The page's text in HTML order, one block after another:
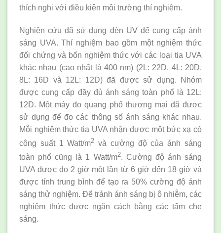
thích nghi với điều kiện môi trường thí nghiệm.
Nghiên cứu đã sử dụng đèn UV để cung cấp ánh
sáng UVA. Thí nghiệm bao gồm một nghiệm thức
đối chứng và bốn nghiệm thức với các loại tia UVA
khác nhau (cao nhất là 400 nm) (2L: 22D, 4L: 20D,
8L: 16D và 12L: 12D) đã được sử dụng. Nhóm
được cung cấp đầy đủ ánh sáng toàn phổ là 12L:
12D. Một máy đo quang phổ thương mại đã được
sử dụng để đo các thông số ánh sáng khác nhau.
Mỗi nghiệm thức tia UVA nhận được một bức xạ có
công suất 1 Watt/m2 và cường độ của ánh sáng
toàn phổ cũng là 1 Watt/m2. Cường độ ánh sáng
UVA được đo 2 giờ một lần từ 6 giờ đến 18 giờ và
được tính trung bình để tạo ra 50% cường độ ánh
sáng thử nghiệm. Để tránh ánh sáng bị ô nhiễm, các
nghiệm thức được ngăn cách bằng các tấm che
sáng.